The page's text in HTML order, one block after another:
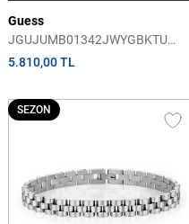
Guess
JGUJUMB01342JWYGBKTU
Erkek Bileklik
5.810,00 TL
SEZON